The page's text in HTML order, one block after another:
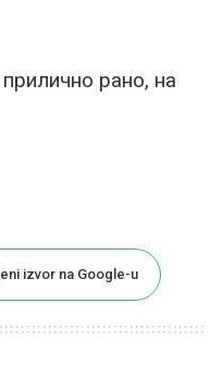
рано, на
izvor na Google-u